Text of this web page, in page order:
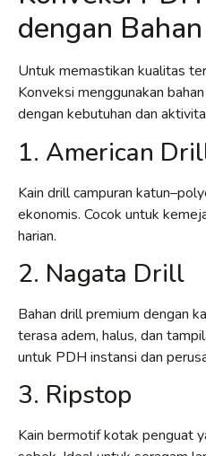
dengan
Untuk memastikan kualitas
Konveksi menggunakan
dengan kebutuhan dan
1. American
Kain drill campuran
ekonomis. Cocok untuk
harian.
2. Nagata Drill
Bahan drill premium dengan
terasa adem, halus, dan
untuk PDH instansi dan
3. Ripstop
Kain bermotif kotak penguat